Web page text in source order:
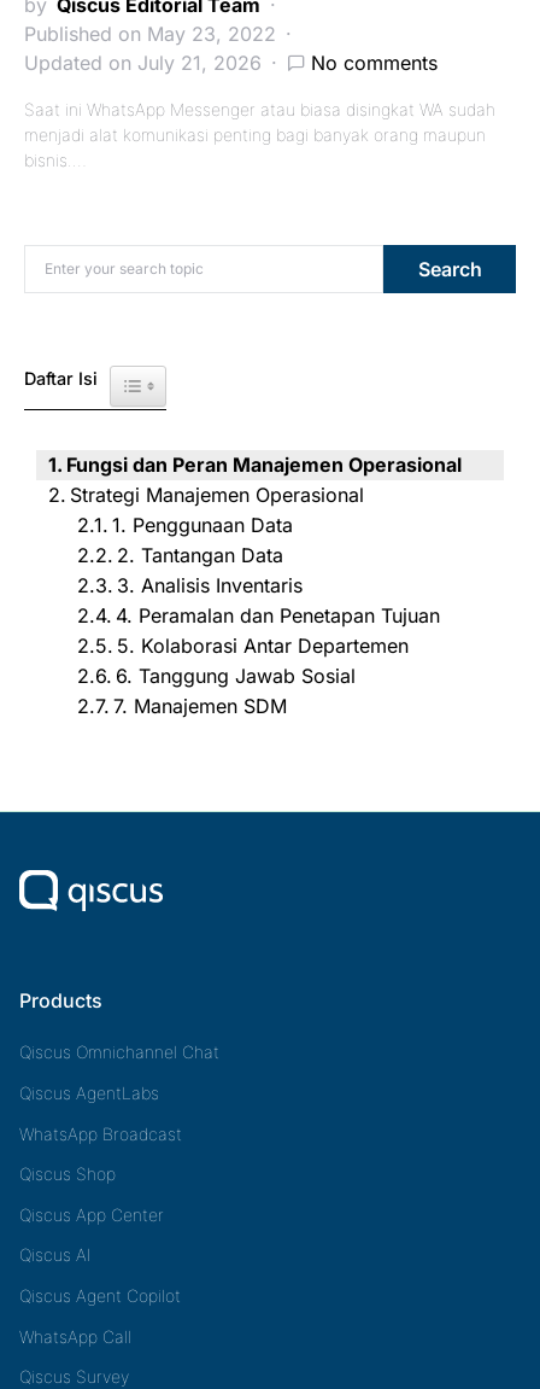
Published on May 23, 2022
Updated on July 21, 2026
No comments
Saat ini WhatsApp Messenger atau biasa disingkat WA sudah
menjadi alat komunikasi penting bagi banyak orang maupun
bisnis.…
Search for: Search
Daftar Isi Toggle Table of Content
Fungsi dan Peran Manajemen Operasional
Strategi Manajemen Operasional
1. Penggunaan Data
2. Tantangan Data
3. Analisis Inventaris
4. Peramalan dan Penetapan Tujuan
5. Kolaborasi Antar Departemen
6. Tanggung Jawab Sosial
7. Manajemen SDM
Products
Qiscus Omnichannel Chat
Qiscus AgentLabs
WhatsApp Broadcast
Qiscus Shop
Qiscus App Center
Qiscus AI
Qiscus Agent Copilot
WhatsApp Call
Qiscus Survey